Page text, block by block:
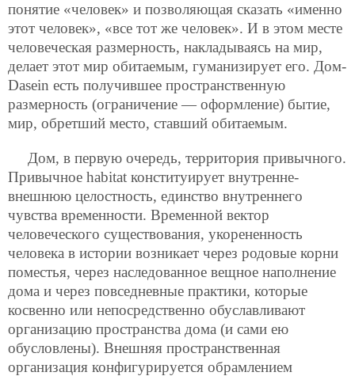
понятие «человек» и позволяющая сказать «именно
этот человек», «все тот же человек». И в этом месте
человеческая размерность, накладываясь на мир,
делает этот мир обитаемым, гуманизирует его. Дом-
Dasein есть получившее пространственную
размерность (ограничение — оформление) бытие,
мир, обретший место, ставший обитаемым.
Дом, в первую очередь, территория привычного.
Привычное habitat конституирует внутренне-
внешнюю целостность, единство внутреннего
чувства временности. Временной вектор
человеческого существования, укорененность
человека в истории возникает через родовые корни
поместья, через наследованное вещное наполнение
дома и через повседневные практики, которые
косвенно или непосредственно обуславливают
организацию пространства дома (и сами ею
обусловлены). Внешняя пространственная
организация конфигурируется обрамлением